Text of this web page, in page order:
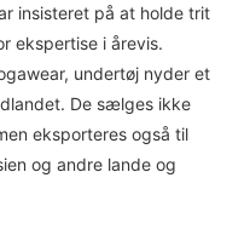
insisteret på at holde trit
ekspertise i årevis.
undertøj nyder et
De sælges ikke
eksporteres også til
og andre lande og